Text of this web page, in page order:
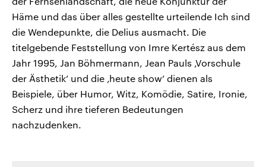
Häme und das über alles gestellte urteilende Ich sind
die Wendepunkte, die Delius ausmacht. Die
titelgebende Feststellung von Imre Kertész aus dem
Jahr 1995, Jan Böhmermann, Jean Pauls ‚Vorschule
der Ästhetik‘ und die ‚heute show‘ dienen als
Beispiele, über Humor, Witz, Komödie, Satire, Ironie,
Scherz und ihre tieferen Bedeutungen
nachzudenken.